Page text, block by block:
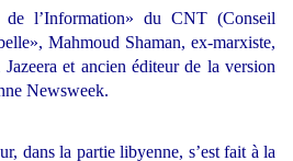
de l’Information» du CNT (Conseil
Mahmoud Shaman, ex-marxiste,
et ancien éditeur de la version
Newsweek.
dans la partie libyenne, s’est fait à la